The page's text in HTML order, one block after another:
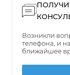
Возникли
телефона, и
ближайшее